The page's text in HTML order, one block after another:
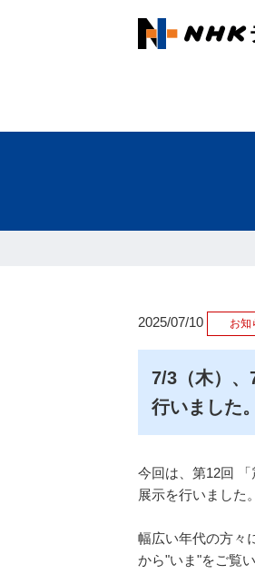
2025/07/10 お知
7/3（木）、
行いました。
今回は、第12回
展示を行いました。
幅広い年代の方々
から"いま"をご覧